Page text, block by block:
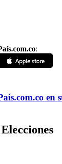
:
.com.co en
Elecciones